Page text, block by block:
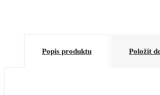
Popis produktu Položit